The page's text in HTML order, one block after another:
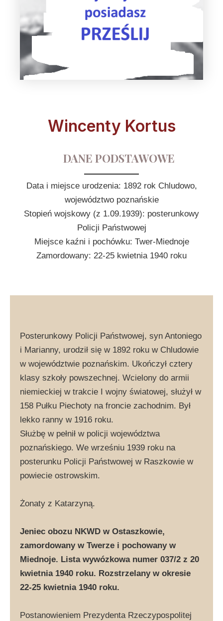
Wincenty Kortus
DANE PODSTAWOWE
Data i miejsce urodzenia: 1892 rok Chludowo,
województwo poznańskie
Stopień wojskowy (z 1.09.1939): posterunkowy
Policji Państwowej
Miejsce kaźni i pochówku: Twer-Miednoje
Zamordowany: 22-25 kwietnia 1940 roku
Posterunkowy Policji Państwowej, syn Antoniego
i Marianny, urodził się w 1892 roku w Chludowie
w województwie poznańskim. Ukończył cztery
klasy szkoły powszechnej. Wcielony do armii
niemieckiej w trakcie I wojny światowej, służył w
158 Pułku Piechoty na froncie zachodnim. Był
lekko ranny w 1916 roku.
Służbę w pełnił w policji województwa
poznańskiego. We wrześniu 1939 roku na
posterunku Policji Państwowej w Raszkowie w
powiecie ostrowskim.
Żonaty z Katarzyną.
Jeniec obozu NKWD w Ostaszkowie,
zamordowany w Twerze i pochowany w
Miednoje. Lista wywózkowa numer 037/2 z 20
kwietnia 1940 roku. Rozstrzelany w okresie
22-25 kwietnia 1940 roku.
Postanowieniem Prezydenta Rzeczypospolitej